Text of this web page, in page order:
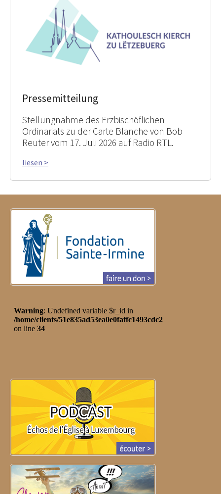
Pressemitteilung
Stellungnahme des Erzbischöflichen
Ordinariats zu der Carte Blanche von Bob
Reuter vom 17. Juli 2026 auf Radio RTL.
liesen >